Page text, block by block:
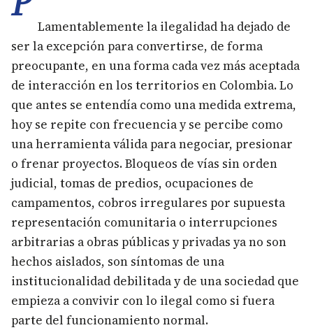
Lamentablemente la ilegalidad ha dejado de
ser la excepción para convertirse, de forma
preocupante, en una forma cada vez más aceptada
de interacción en los territorios en Colombia. Lo
que antes se entendía como una medida extrema,
hoy se repite con frecuencia y se percibe como
una herramienta válida para negociar, presionar
o frenar proyectos. Bloqueos de vías sin orden
judicial, tomas de predios, ocupaciones de
campamentos, cobros irregulares por supuesta
representación comunitaria o interrupciones
arbitrarias a obras públicas y privadas ya no son
hechos aislados, son síntomas de una
institucionalidad debilitada y de una sociedad que
empieza a convivir con lo ilegal como si fuera
parte del funcionamiento normal.